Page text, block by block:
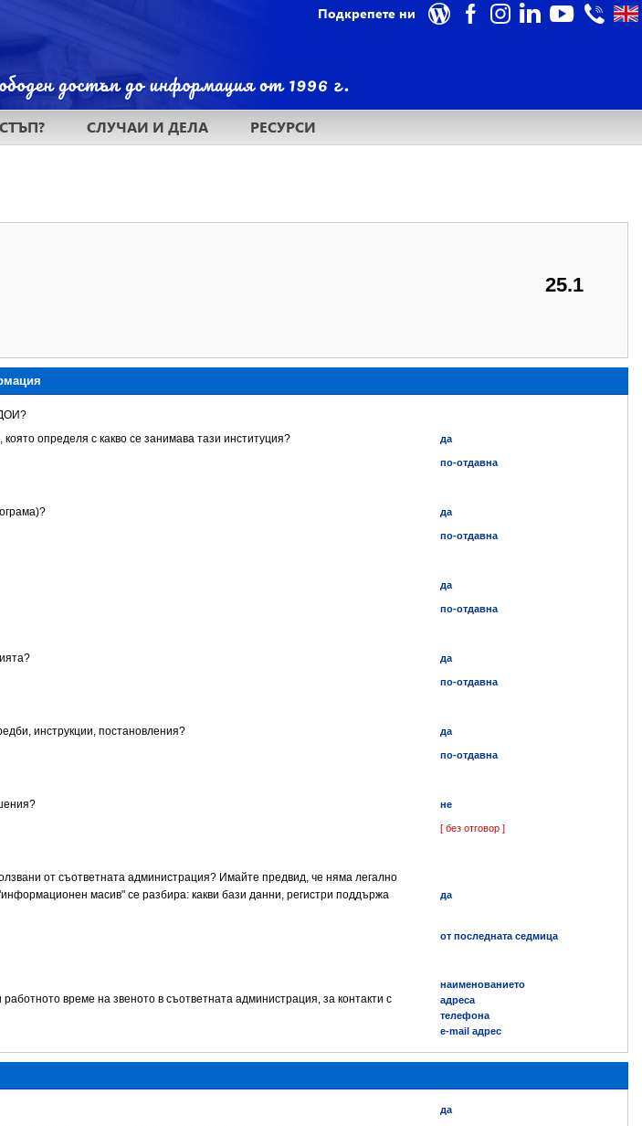
Подкрепете ни
СЛУЧАИ И ДЕЛА РЕСУРСИ
25.1
определя с какво се занимава тази институция?
да
по-отдавна
да
по-отдавна
да
по-отдавна
да
по-отдавна
инструкции, постановления? да
по-отдавна
не
[ без отговор ]
от съответната администрация? Имайте предвид, че няма легално
масив" се разбира: какви бази данни, регистри поддържа
да
от последната седмица
време на звеното в съответната администрация, за контакти с
наименованието
адреса
телефона
e-mail адрес
да